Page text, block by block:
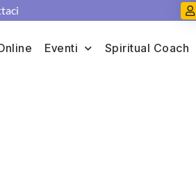
Eventi Spiritual Coach